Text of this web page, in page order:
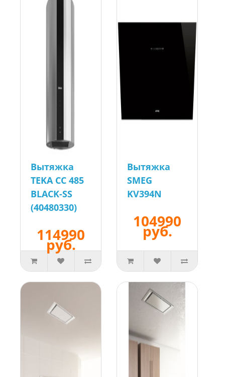
Вытяжка
TEKA CC 485
BLACK-SS
(40480330)
114990
руб.
Вытяжка
SMEG
KV394N
104990
руб.